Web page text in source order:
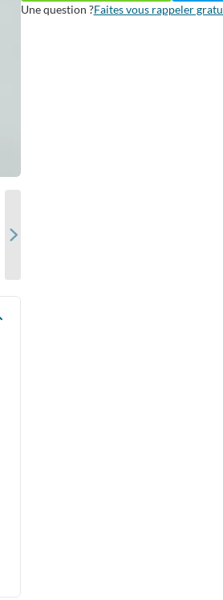
Une question ?Faites vous rappeler